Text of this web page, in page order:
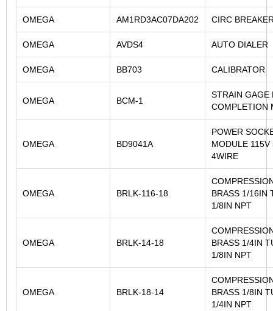
OMEGA AM1RD3AC07DA202 CIRC
OMEGA AVDS4 AUTO DIALER
OMEGA BB703 CALIBRATOR
OMEGA BCM-1
STRAIN GAGE
COMPLETION
OMEGA BD9041A
POWER
MODULE
4WIRE
OMEGA BRLK-116-18
BRASS 1/16IN
1/8IN NPT
OMEGA BRLK-14-18
BRASS 1/4IN
1/8IN NPT
OMEGA BRLK-18-14
BRASS 1/8IN
1/4IN NPT